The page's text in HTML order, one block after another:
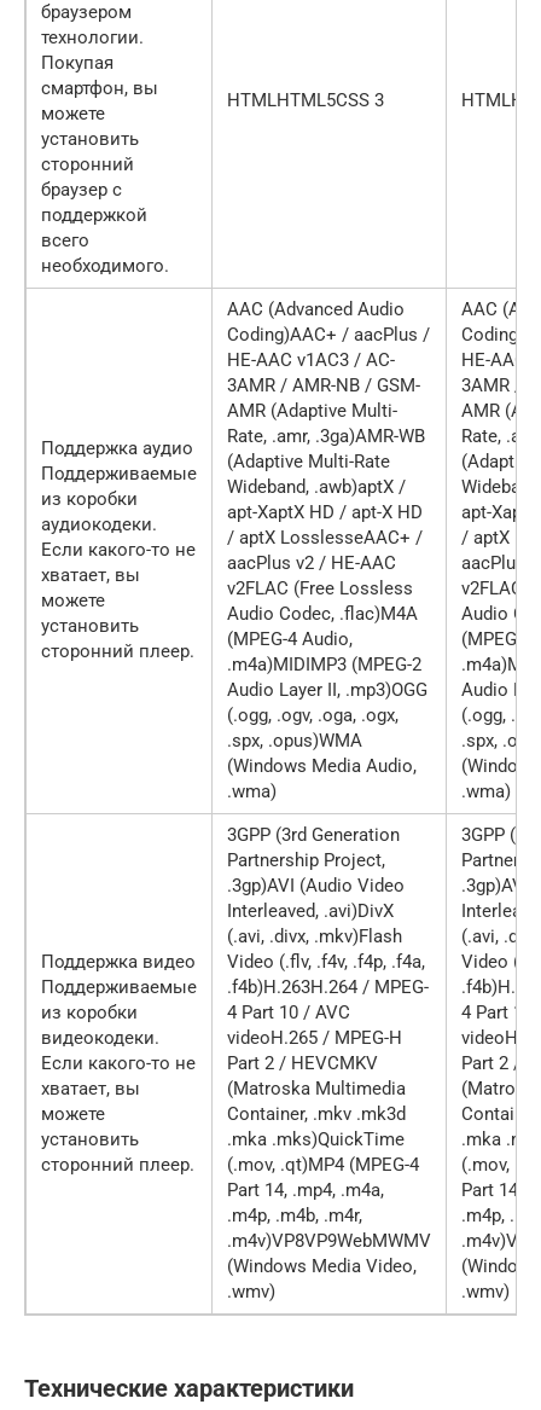
браузером
технологии.
Покупая
смартфон, вы
можете
установить
сторонний
браузер с
поддержкой
всего
необходимого.
HTMLHTML5CSS 3
Поддержка аудио
Поддерживаемые
из коробки
аудиокодеки.
Если какого-то не
хватает, вы
можете
установить
сторонний плеер.
AAC (Advanced Audio
Coding)AAC+ / aacPlus /
HE-AAC v1AC3 / AC-
3AMR / AMR-NB / GSM-
AMR (Adaptive Multi-
Rate, .amr, .3ga)AMR-WB
(Adaptive Multi-Rate
Wideband, .awb)aptX /
apt-XaptX HD / apt-X HD
/ aptX LosslesseAAC+ /
aacPlus v2 / HE-AAC
v2FLAC (Free Lossless
Audio Codec, .flac)M4A
(MPEG-4 Audio,
.m4a)MIDIMP3 (MPEG-2
Audio Layer II, .mp3)OGG
(.ogg, .ogv, .oga, .ogx,
.spx, .opus)WMA
(Windows Media Audio,
.wma)
AAC
HE-AAC
3AMR /
AMR
Rate,
apt-
/ aptX
aacPlus
v2FLAC
Audio
(MPEG-4
Audio
(.ogg,
.spx,
.wma)
Поддержка видео
Поддерживаемые
из коробки
видеокодеки.
Если какого-то не
хватает, вы
можете
установить
сторонний плеер.
3GPP (3rd Generation
Partnership Project,
.3gp)AVI (Audio Video
Interleaved, .avi)DivX
(.avi, .divx, .mkv)Flash
Video (.flv, .f4v, .f4p, .f4a,
.f4b)H.263H.264 / MPEG-
4 Part 10 / AVC
videoH.265 / MPEG-H
Part 2 / HEVCMKV
(Matroska Multimedia
Container, .mkv .mk3d
.mka .mks)QuickTime
(.mov, .qt)MP4 (MPEG-4
Part 14, .mp4, .m4a,
.m4p, .m4b, .m4r,
.m4v)VP8VP9WebMWMV
(Windows Media Video,
.wmv)
3GPP
.3gp)AVI
(.avi,
Video
4 Part 10
Part 2 /
.mka
(.mov,
Part 14,
.m4p,
.wmv)
Технические характеристики